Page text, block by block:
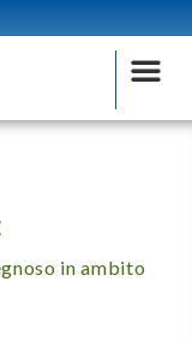
in ambito